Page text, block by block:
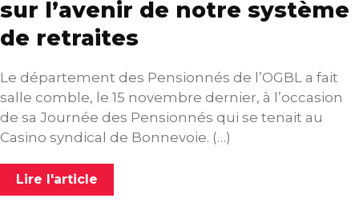
sur l’avenir de notre système
de retraites
Le département des Pensionnés de l’OGBL a fait
salle comble, le 15 novembre dernier, à l’occasion
de sa Journée des Pensionnés qui se tenait au
Casino syndical de Bonnevoie. (…)
Lire l'article